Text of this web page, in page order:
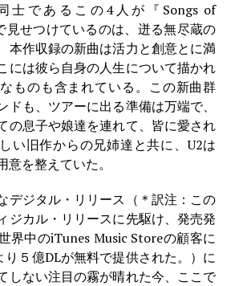
士であるこの4人が『Songs of
見せつけているのは、迸る無尽蔵の
本作収録の新曲は活力と創意とに満
には彼ら自身の人生について描かれ
ものも含まれている。この新曲群
ドも、ツアーに出る準備は万端で、
の息子や娘達を連れて、皆に愛され
い旧作からの兄姉達と共に、U2は
を整えていた。
デジタル・リリース（＊訳注：この
ジカル・リリースに先駆け、発売発
界中のiTunes Music Storeの顧客に
５億DLが無料で提供された。）に
しない注目の霧が晴れた今、ここで